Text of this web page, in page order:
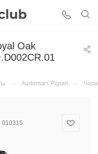
Oak
— Audemars Piguet —
010315